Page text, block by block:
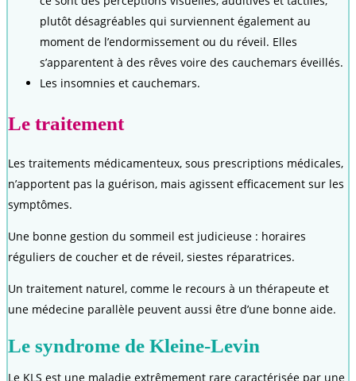
plutôt désagréables qui surviennent également au
moment de l’endormissement ou du réveil. Elles
s’apparentent à des rêves voire des cauchemars éveillés.
Les insomnies et cauchemars.
Le traitement
Les traitements médicamenteux, sous prescriptions médicales,
n’apportent pas la guérison, mais agissent efficacement sur les
symptômes.
Une bonne gestion du sommeil est judicieuse : horaires
réguliers de coucher et de réveil, siestes réparatrices.
Un traitement naturel, comme le recours à un thérapeute et
une médecine parallèle peuvent aussi être d’une bonne aide.
Le syndrome de Kleine-Levin
Le KLS est une maladie extrêmement rare caractérisée par une